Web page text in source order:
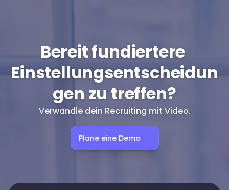
Bereit fundiertere
Einstellungsentscheidun
gen zu treffen?
Verwandle dein Recruiting mit Video.
Plane eine Demo